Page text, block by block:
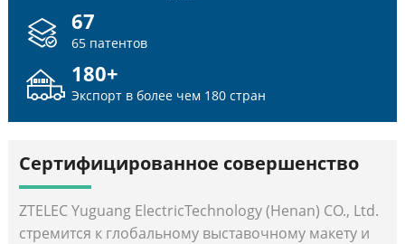
67
65 патентов
180+
Экспорт в более чем 180 стран
Сертифицированное совершенство
ZTELEC Yuguang ElectricTechnology (Henan) CO., Ltd.
стремится к глобальному выставочному макету и